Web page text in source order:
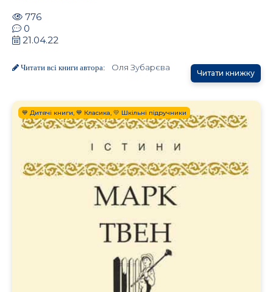
776
0
21.04.22
Читати всі книги автора: Оля Зубарєва
Читати книжку
💙 Дитячі книги, 💙 Класика, 💛 Шкільні підручники